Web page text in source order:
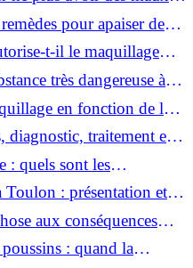
astucespour apaiser des
t-il le maquillage
très dangereuse à
en fonction de la
diagnostic, traitement et
: quels sont les
traitements de cette
: présentation et
aux conséquences
: quand la